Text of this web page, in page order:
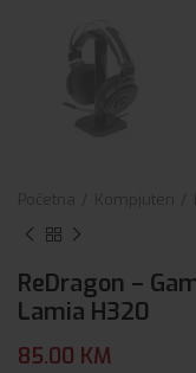
ReDragon –
Lamia H320
85.00 KM